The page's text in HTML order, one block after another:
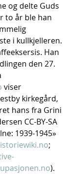
og delte Guds
to år ble han
i kullkjelleren.
Han
den 27.
viser
kirkegård,
hans fra Grini
CC-BY-SA
1939-1945»
;
).